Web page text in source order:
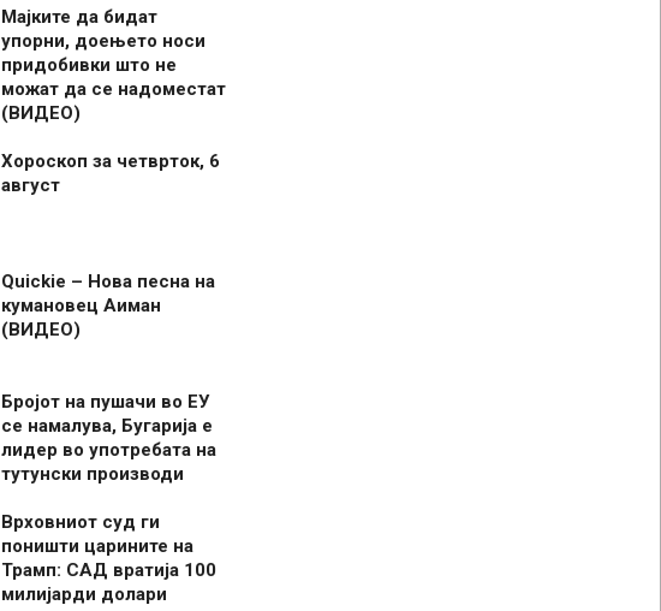
Мајките да бидат
упорни, доењето носи
придобивки што не
можат да се надоместат
(ВИДЕО)
Хороскоп за четврток, 6
август
Quickie – Нова песна на
кумановец Аиман
(ВИДЕО)
Бројот на пушачи во ЕУ
се намалува, Бугарија е
лидер во употребата на
тутунски производи
Врховниот суд ги
поништи царините на
Трамп: САД вратија 100
милијарди долари